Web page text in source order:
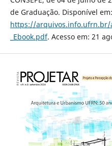
de Graduação. Disponível em:
https://arquivos.info.ufrn.br/
_Ebook.pdf. Acesso em: 21